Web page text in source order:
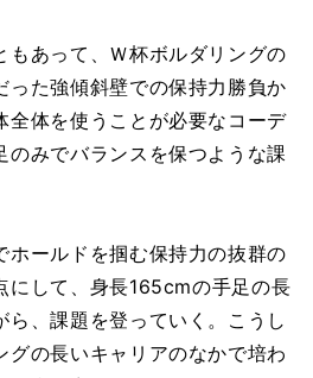
あって、Ｗ杯ボルダリングの
った強傾斜壁での保持力勝負か
全体を使うことが必要なコーデ
のみでバランスを保つような課
ールドを掴む保持力の抜群の
にして、身長165cmの手足の長
ら、課題を登っていく。こうし
グの長いキャリアのなかで培わ